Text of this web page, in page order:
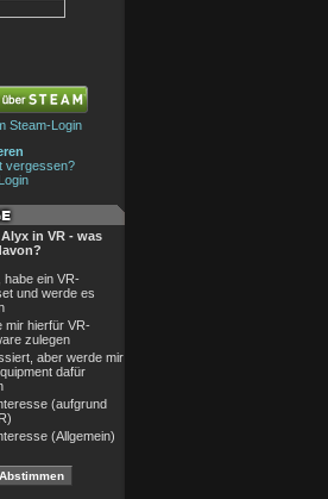
Steam-Login
vergessen?
in VR - was
habe ein VR-
und werde es
mir hierfür VR-
zulegen
aber werde mir
dafür
(aufgrund
(Allgemein)